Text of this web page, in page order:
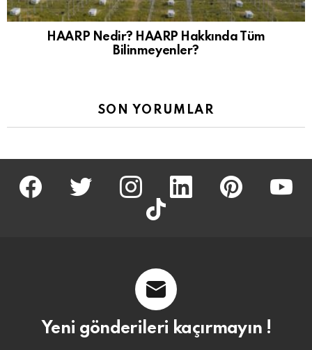
HAARP Nedir? HAARP Hakkında Tüm
Bilinmeyenler?
SON YORUMLAR
facebook twitter İnstagram linkedin pinterest
tiktok
Yeni gönderileri kaçırmayın !